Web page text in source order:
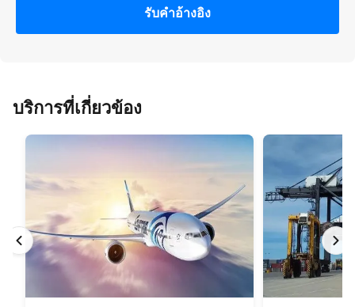
รับคําอ้างอิง
บริการที่เกี่ยวข้อง